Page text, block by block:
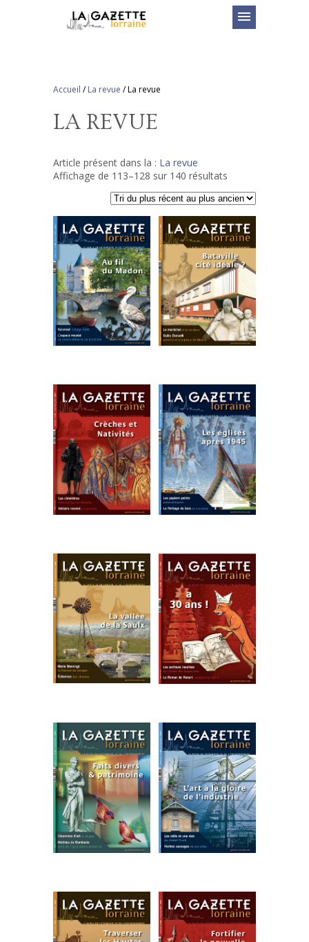
menu
Accueil /La revue /La revue
LA REVUE
Article présent dans la : La revue
Affichage de 113–128 sur 140 résultats
plus
récent
au
plus
ancien